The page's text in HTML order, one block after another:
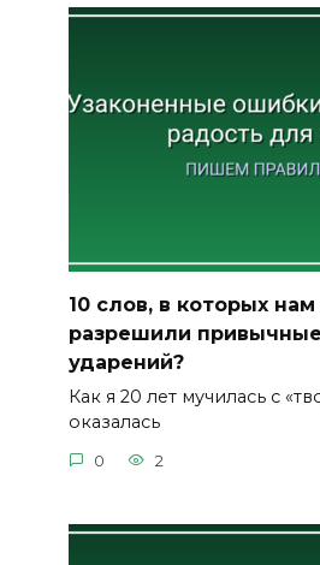
10 слов, в которых
разрешили
ударений?
Как я 20 лет мучилась с
оказалась
0 2